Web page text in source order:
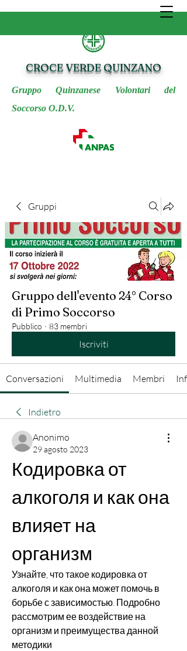
CROCE VERDE QUINZANO
Gruppo Quinzanese Volontari del
Soccorso O.D.V.
Gruppi
Gruppo dell'evento 24° Corso
di Primo Soccorso
Pubblico · 83 membri
Iscriviti
Conversazioni Multimedia Membri Info
Indietro
Anonimo
29 agosto 2023
Кодировка от
алкоголя и как она
влияет на
организм
Узнайте, что такое кодировка от
алкоголя и как она может помочь в
борьбе с зависимостью. Подробно
рассмотрим ее воздействие на
организм и преимущества данной
методики